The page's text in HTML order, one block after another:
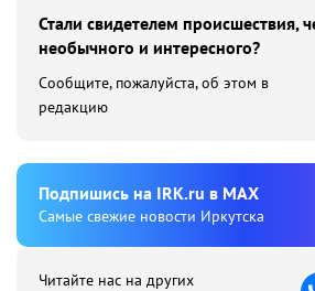
Стали свидетелем происшествия,
необычного и интересного?
Сообщите, пожалуйста, об этом в
редакцию
Подпишиcь на IRK.ru в MAX
Cамые свежие новости Иркутска
Читайте нас на других